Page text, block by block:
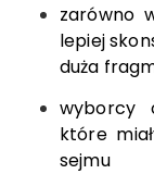
zarówno
lepiej
duża
wyborcy
które
sejmu